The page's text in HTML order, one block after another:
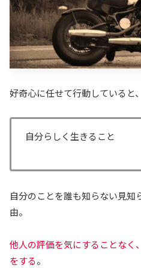
好奇心に任せて行動していると
自分らしく生きること
自分のことを誰も知らない見知
由。
他人の評価を気にすることなく
をする。